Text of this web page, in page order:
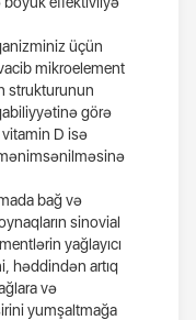
üçün
mikroelement
strukturunun
görə
D isə
bağ və
sinovial
yağlayıcı
həddindən artıq
və
yumşaltmağa